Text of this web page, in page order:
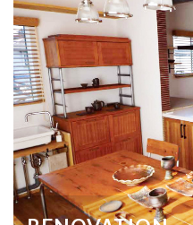
ご本人の照会
お客さまがご本人の個人
をご希望される場合には
上、対応させていただき